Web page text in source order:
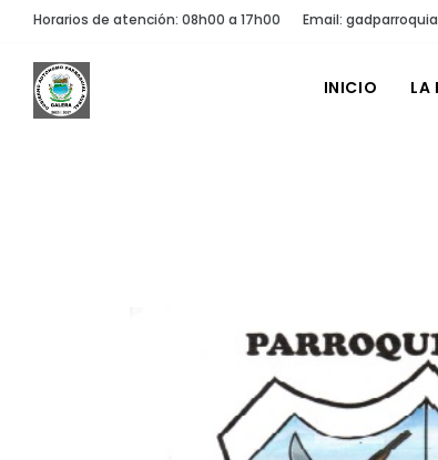
Horarios de atención: 08h00 a 17h00 Email:
INICIO LA